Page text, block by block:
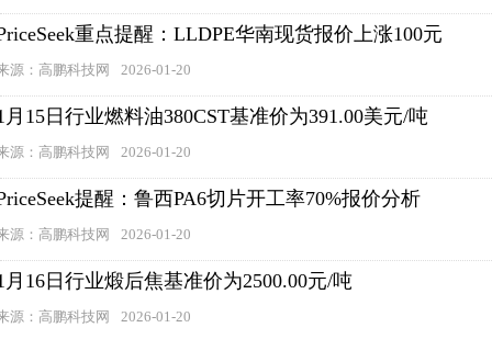
重点提醒：LLDPE华南现货报价上涨100元
源：高鹏科技网 2026-01-20
月15日行业燃料油380CST基准价为391.00美元/吨
源：高鹏科技网 2026-01-20
提醒：鲁西PA6切片开工率70%报价分析
源：高鹏科技网 2026-01-20
月16日行业煅后焦基准价为2500.00元/吨
源：高鹏科技网 2026-01-20